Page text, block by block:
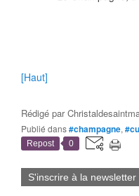
[Haut]
Rédigé par
Publié dans#champagne,
Repost 0
S'inscrire à la newsletter